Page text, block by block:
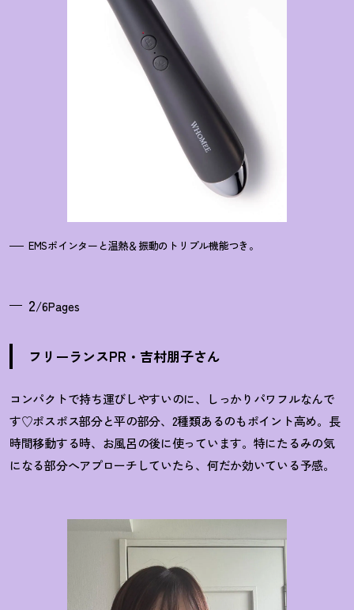
EMSポインターと温熱＆振動のトリプル機能つき。
2/6Pages
フリーランスPR・吉村朋子さん
コンパクトで持ち運びしやすいのに、しっかりパワフルなんで
す♡ポスポス部分と平の部分、2種類あるのもポイント高め。長
時間移動する時、お風呂の後に使っています。特にたるみの気
になる部分へアプローチしていたら、何だか効いている予感。